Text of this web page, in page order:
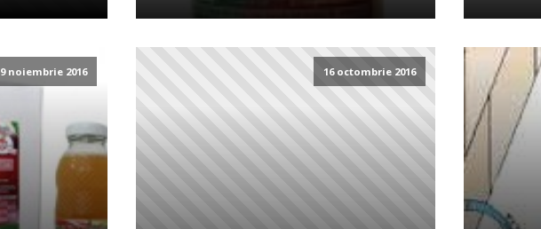
9 noiembrie 2016 16 octombrie 2016